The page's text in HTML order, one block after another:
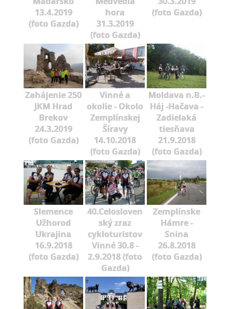
13.4.2019
(foto Gazda)
hora
31.3.2019
(foto Gazda)
(foto Gazda)
Zahájenie 250
JKM Hrad
Brekov
24.3.2019
(foto Gazda)
Vinné a
okolie - Okolo
Zemplínskej
Šíravy
14.10.2018
(foto Gazda)
Moldava n.B.-
Háj -Hačava -
Zadielaká
tiesňava
21.9.2018
(foto Gazda)
Slemence
Užhorod
Ukrajina
16.9.2018
(foto Gazda)
40.Celosloven
ský zraz
cykloturistov
Vinné 30.8 -
2.9.2018 (foto
Gazda)
Zemplínske
Hámre -
Snina
26.8.2018
(foto Gazda)